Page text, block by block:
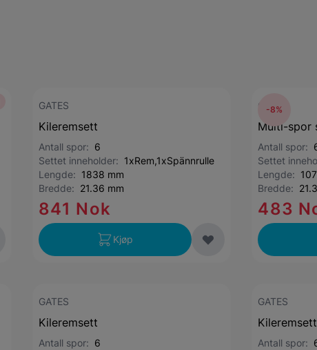
GATES
Kileremsett
Antall spor: 6
Settet inneholder: 1xRem,1xSpännrulle
Lengde: 1838 mm
Bredde: 21.36 mm
841 Nok
Kjøp
GATES
Multi-spor
Antall spor:
Settet
Lengde:
Bredde:
483
-8%
GATES
Kileremsett
Antall spor: 6
GATES
Kileremsett
Antall spor: